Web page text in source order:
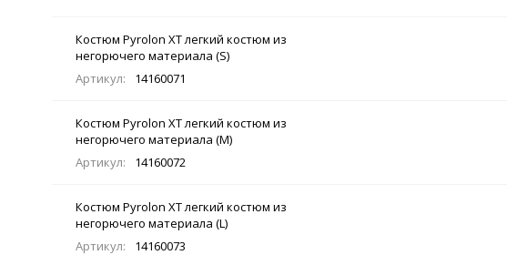
Костюм Pyrolon XT легкий костюм из
негорючего материала (S)
Артикул:
14160071
Костюм Pyrolon XT легкий костюм из
негорючего материала (M)
Артикул:
14160072
Костюм Pyrolon XT легкий костюм из
негорючего материала (L)
Артикул:
14160073